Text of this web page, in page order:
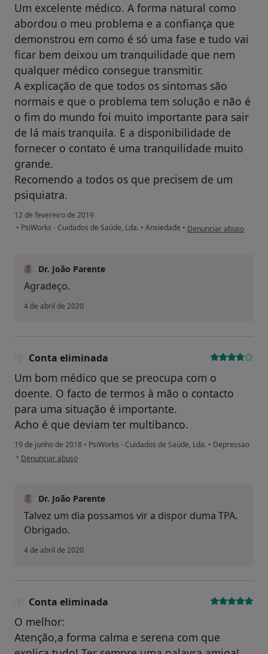
Um excelente médico. A forma natural como
abordou o meu problema e a confiança que
demonstrou em como é só uma fase e tudo vai
ficar bem deixou um tranquilidade que nem
qualquer médico consegue transmitir.
A explicação de que todos os sintomas são
normais e que o problema tem solução e não é
o fim do mundo foi muito importante para sair
de lá mais tranquila. E a disponibilidade de
fornecer o contato é uma tranquilidade muito
grande.
Recomendo a todos os que precisem de um
psiquiatra.
12 de fevereiro de 2019
• PsiWorks - Cuidados de Saúde, Lda. • Ansiedade • na opinião do utilizador
Denunciar abuso
Dr. João Parente
Agradeço.
4 de abril de 2020
Conta eliminada
Um bom médico que se preocupa com o
doente. O facto de termos à mão o contacto
para uma situação é importante.
Acho é que deviam ter multibanco.
19 de junho de 2018 • PsiWorks - Cuidados de Saúde, Lda. • Depressao
• na opinião do utilizador Conta eliminada
Denunciar abuso
Dr. João Parente
Talvez um dia possamos vir a dispor duma TPA.
Obrigado.
4 de abril de 2020
Conta eliminada
O melhor:
Atenção,a forma calma e serena com que